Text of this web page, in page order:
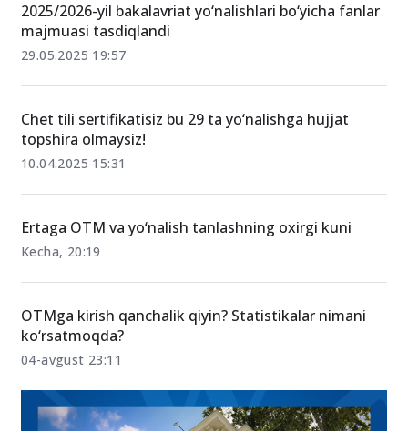
2025/2026-yil bakalavriat yo‘nalishlari bo‘yicha fanlar
majmuasi tasdiqlandi
29.05.2025 19:57
Chet tili sertifikatisiz bu 29 ta yo‘nalishga hujjat
topshira olmaysiz!
10.04.2025 15:31
Ertaga OTM va yo‘nalish tanlashning oxirgi kuni
Kecha, 20:19
OTMga kirish qanchalik qiyin? Statistikalar nimani
ko‘rsatmoqda?
04-avgust 23:11